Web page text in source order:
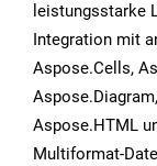
leistungsstarke
Integration mit
Aspose.Cells,
Aspose.HTML
Multiformat-